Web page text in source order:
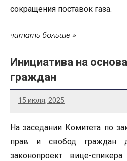
сокращения поставок газа.
читать больше
Инициатива на
граждан
15 июля, 2025
На заседании Комитета по
прав и свобод граждан
законопроект вице-